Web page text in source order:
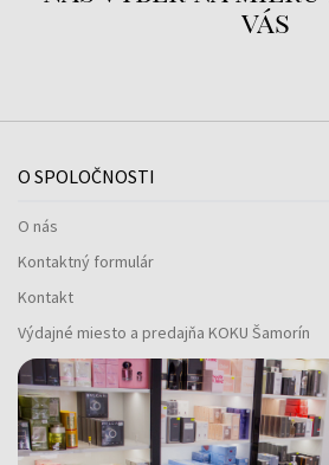
vás
O SPOLOČNOSTI
O nás
Kontaktný formulár
Kontakt
Výdajné miesto a predajňa KOKU Šamorín